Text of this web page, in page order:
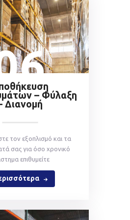
– Φύλαξη
Διανομή
τον εξοπλισμό και τα
σας για όσο χρονικό
επιθυμείτε